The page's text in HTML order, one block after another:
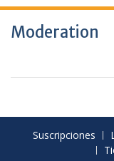
Moderation
Suscripciones